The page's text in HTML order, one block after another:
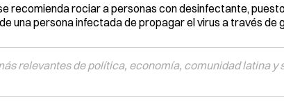
recomienda rociar a personas con desinfectante,
una persona infectada de propagar el virus a través de
relevantes de política, economía, comunidad latina y